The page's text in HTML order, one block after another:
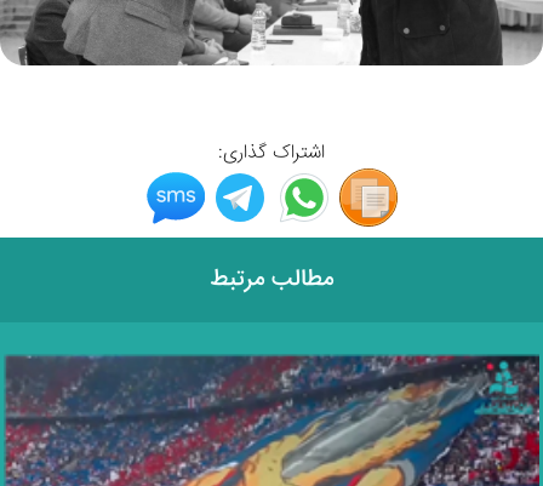
اشتراک گذاری:
مطالب مرتبط